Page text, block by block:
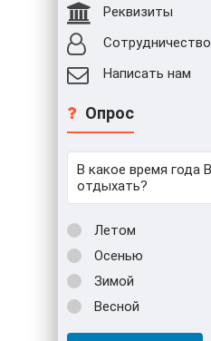
Реквизиты
Сотрудничество
Написать нам
Опрос
В какое время года
отдыхать?
Летом
Осенью
Зимой
Весной